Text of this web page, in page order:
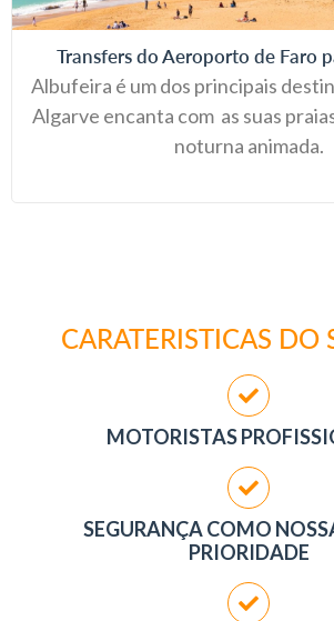
Transfers do Aeroporto de Faro
Albufeira é um dos principais
Algarve encanta com as suas
noturna animada.
CARATERISTICAS DO
MOTORISTAS
SEGURANÇA COMO
PRIORIDADE